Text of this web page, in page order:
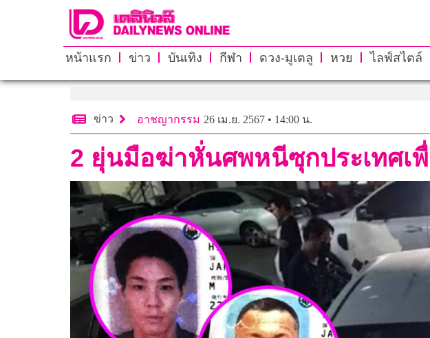
หน้าแรก ข่าว บันเทิง กีฬา ดวง-มูเตลู หวย ไลฟ์สไตล์
ข่าว อาชญากรรม 26 เม.ย. 2567 • 14:00 น.
2 ยุ่นมือฆ่าหั่นศพหนีซุกประเทศเ